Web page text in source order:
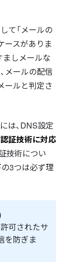
て「メールの
ースがありま
ましメールな
メールの配信
ールと判定さ
は、DNS設定
証技術に対応
技術につい
の3つは必ず理
可されたサ
を防ぎま